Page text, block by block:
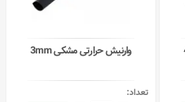
وارنیش حرارتی مشکی 3mm
تعداد: